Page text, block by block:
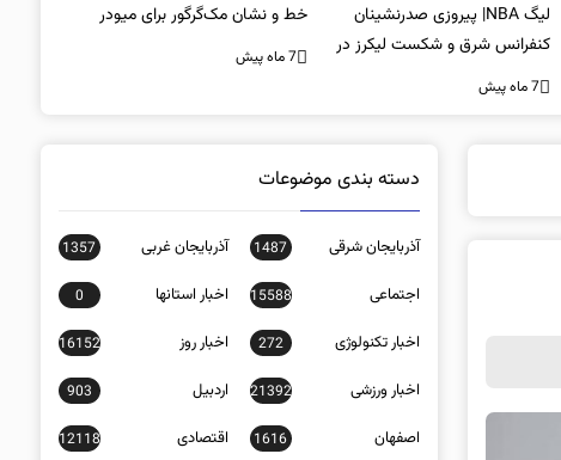
لیگ NBA| پیروزی صدرنشینان
کنفرانس شرق و شکست لیکرز در
غیاب جیمز
7 ماه پیش
خط و نشان مک‌گرگور برای میودر
7 ماه پیش
دسته بندی موضوعات
آذربایجان شرقی 1487 آذربایجان غربی 1357
اجتماعی 15588 اخبار استانها 0
اخبار تکنولوژی 272 اخبار روز 16152
اخبار ورزشی 21392 اردبیل 903
اصفهان 1616 اقتصادی 12118